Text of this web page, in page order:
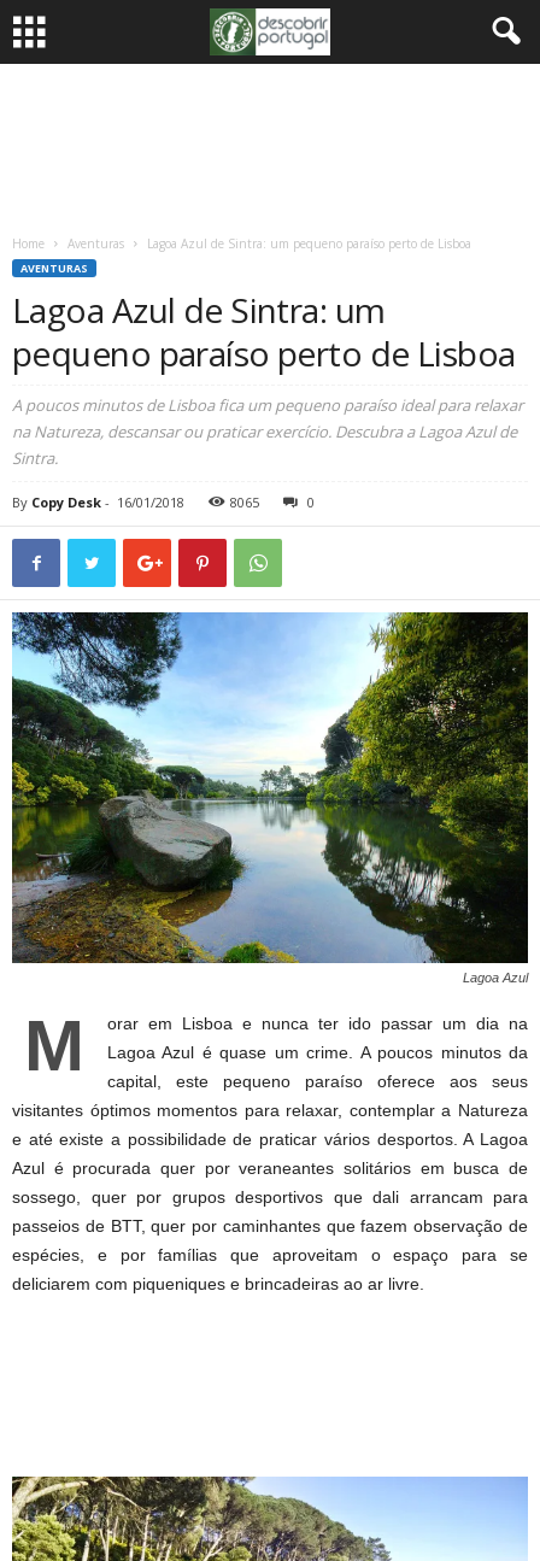
Home Aventuras Lagoa Azul de Sintra: um pequeno paraíso perto de Lisboa
AVENTURAS
Lagoa Azul de Sintra: um
pequeno paraíso perto de Lisboa
A poucos minutos de Lisboa fica um pequeno paraíso ideal para relaxar
na Natureza, descansar ou praticar exercício. Descubra a Lagoa Azul de
Sintra.
By Copy Desk - 16/01/2018 8065 0
Lagoa Azul
M
orar em Lisboa e nunca ter ido passar um dia na
Lagoa Azul é quase um crime. A poucos minutos da
capital, este pequeno paraíso oferece aos seus
visitantes óptimos momentos para relaxar, contemplar a Natureza
e até existe a possibilidade de praticar vários desportos. A Lagoa
Azul é procurada quer por veraneantes solitários em busca de
sossego, quer por grupos desportivos que dali arrancam para
passeios de BTT, quer por caminhantes que fazem observação de
espécies, e por famílias que aproveitam o espaço para se
deliciarem com piqueniques e brincadeiras ao ar livre.